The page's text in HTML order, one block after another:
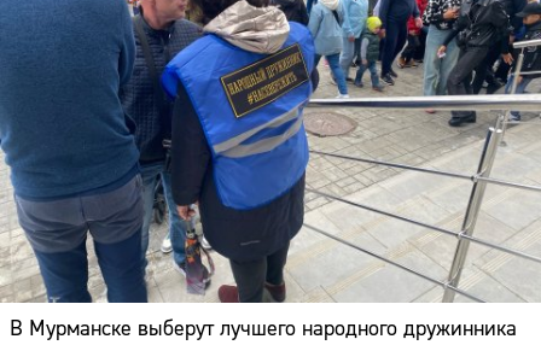
В Мурманске выберут лучшего народного дружинника